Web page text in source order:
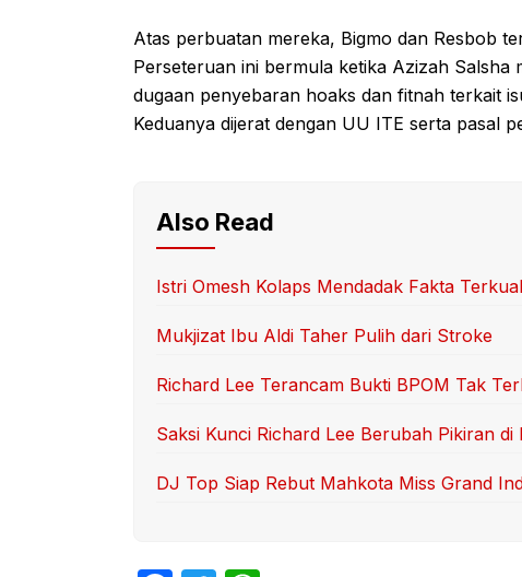
Atas perbuatan mereka, Bigmo dan Resbob
Perseteruan ini bermula ketika Azizah
dugaan penyebaran hoaks dan fitnah terkait
Keduanya dijerat dengan UU ITE serta pasal
Also Read
Istri Omesh Kolaps Mendadak Fakta
Mukjizat Ibu Aldi Taher Pulih dari Stroke
Richard Lee Terancam Bukti BPOM Tak
Saksi Kunci Richard Lee Berubah Pikiran di
DJ Top Siap Rebut Mahkota Miss Grand